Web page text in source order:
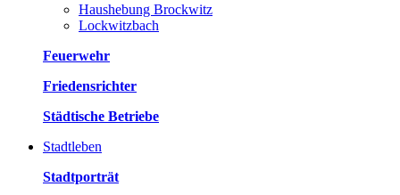
Haushebung Brockwitz
Lockwitzbach
Feuerwehr
Friedensrichter
Städtische Betriebe
Stadtleben
Stadtporträt